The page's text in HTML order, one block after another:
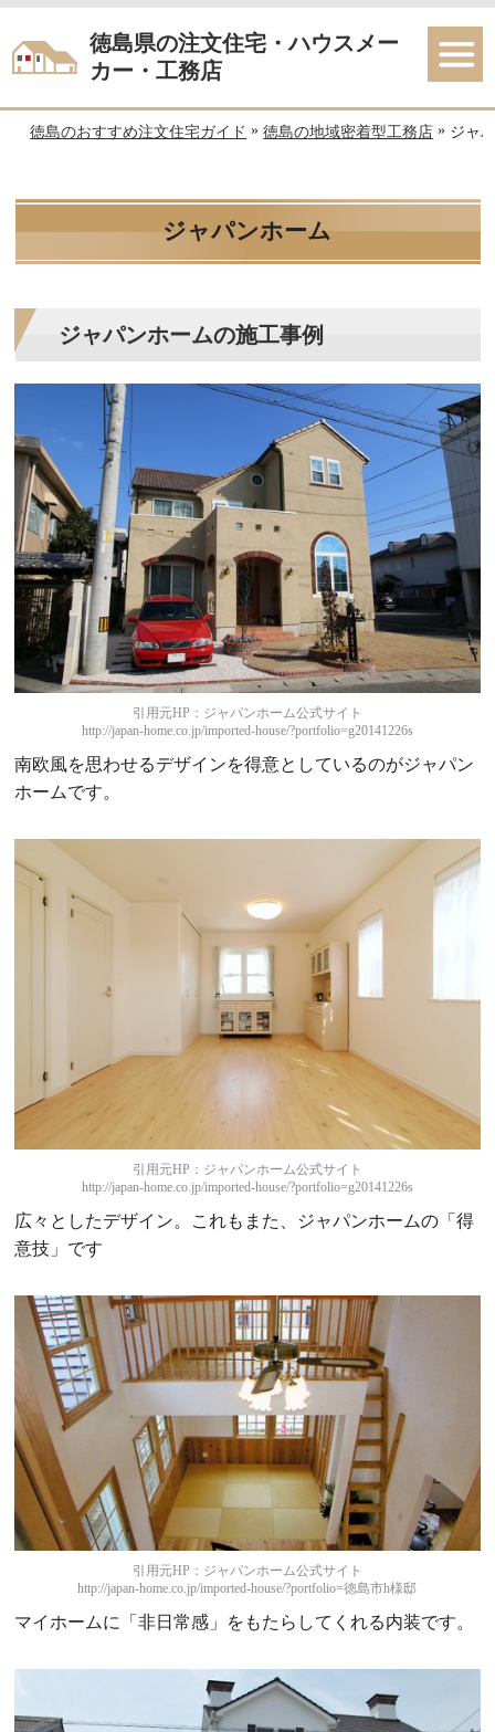
徳島県の注文住宅・ハウスメー
カー・工務店
徳島のおすすめ注文住宅ガイド »徳島の地域密着型工務店 » ジャ
ジャパンホーム
ジャパンホームの施工事例
引用元HP：ジャパンホーム公式サイト
http://japan-home.co.jp/imported-house/?portfolio=g20141226s
南欧風を思わせるデザインを得意としているのがジャパン
ホームです。
引用元HP：ジャパンホーム公式サイト
http://japan-home.co.jp/imported-house/?portfolio=g20141226s
広々としたデザイン。これもまた、ジャパンホームの「得
意技」です
引用元HP：ジャパンホーム公式サイト
http://japan-home.co.jp/imported-house/?portfolio=徳島市h様邸
マイホームに「非日常感」をもたらしてくれる内装です。